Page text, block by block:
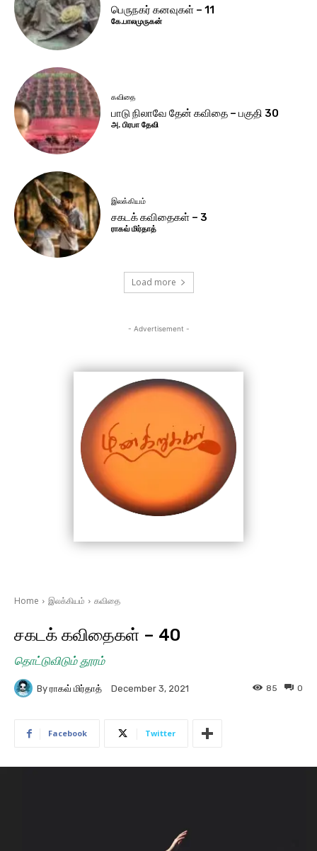
பெருநகர் கனவுகள் – 11
கே.பாலமுருகன்
கவிதை
பாடு நிலாவே தேன் கவிதை – பகுதி 30
அ. பிரபா தேவி
இலக்கியம்
சகடக் கவிதைகள் – 3
ராகவ் மிர்தாத்
Load more
- Advertisement -